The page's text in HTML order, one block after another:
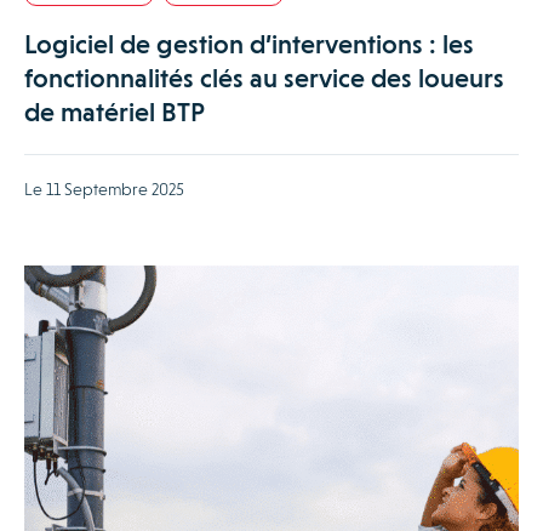
Logiciel de gestion d’interventions : les
fonctionnalités clés au service des loueurs
de matériel BTP
Le 11 Septembre 2025